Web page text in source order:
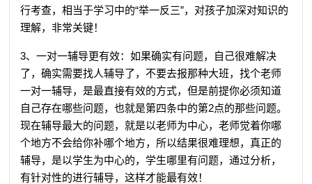
行考查，相当于学习中的“举一反三”，对孩子加深对知识的
理解，非常关键！
3、一对一辅导更有效：如果确实有问题，自己很难解决
了，确实需要找人辅导了，不要去报那种大班，找个老师
一对一辅导，是最直接有效的方式，但是前提你必须知道
自己存在哪些问题，也就是第四条中的第2点的那些问题。
现在辅导最大的问题，就是以老师为中心，老师觉着你哪
个地方不会给你补哪个地方，所以结果很难理想，真正的
辅导，是以学生为中心的，学生哪里有问题，通过分析，
有针对性的进行辅导，这样才能最有效！